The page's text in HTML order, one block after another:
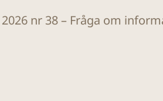
nr 38 – Fråga om